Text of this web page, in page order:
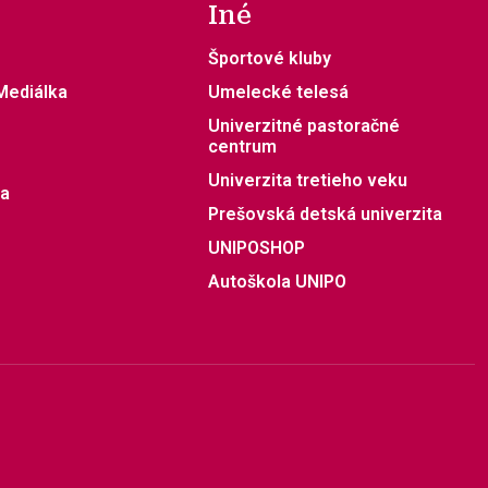
Iné
Športové kluby
Umelecké telesá
Univerzitné pastoračné
centrum
Univerzita tretieho veku
Prešovská detská univerzita
UNIPOSHOP
Autoškola UNIPO